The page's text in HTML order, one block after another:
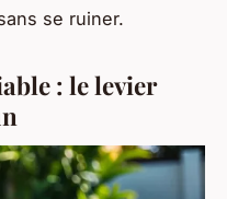
se ruiner.
: le levier